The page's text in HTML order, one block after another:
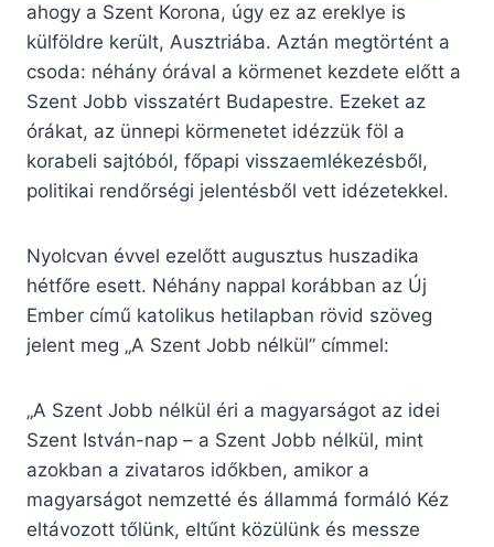
ahogy a Szent Korona, úgy ez az ereklye is
külföldre került, Ausztriába. Aztán megtörtént a
csoda: néhány órával a körmenet kezdete előtt a
Szent Jobb visszatért Budapestre. Ezeket az
órákat, az ünnepi körmenetet idézzük föl a
korabeli sajtóból, főpapi visszaemlékezésből,
politikai rendőrségi jelentésből vett idézetekkel.
Nyolcvan évvel ezelőtt augusztus huszadika
hétfőre esett. Néhány nappal korábban az Új
Ember című katolikus hetilapban rövid szöveg
jelent meg „A Szent Jobb nélkül” címmel:
„A Szent Jobb nélkül éri a magyarságot az idei
Szent István-nap – a Szent Jobb nélkül, mint
azokban a zivataros időkben, amikor a
magyarságot nemzetté és állammá formáló Kéz
eltávozott tőlünk, eltűnt közülünk és messze